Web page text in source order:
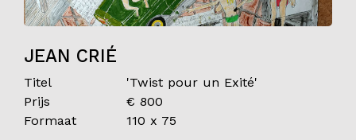
JEAN CRIÉ
Titel
'Twist pour un Exité'
Prijs
€ 800
Formaat
110 x 75